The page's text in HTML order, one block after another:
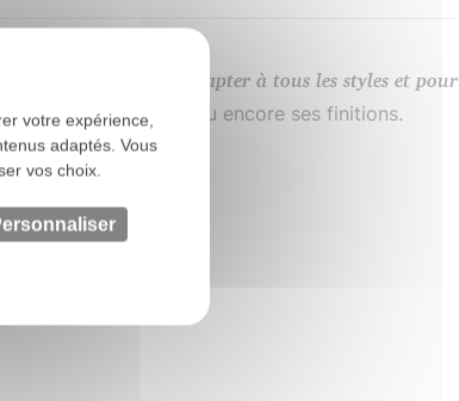
qui lui permet de s’adapter à tous les styles et pour
bois, son isolation ou encore ses finitions.
:
votre expérience,
adaptés. Vous
vos choix.